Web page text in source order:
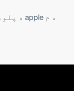
د م apple ه پلورنځي یا ګوګل پلی کې Lingo ته لاړشئ